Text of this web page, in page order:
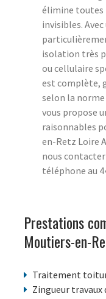
élimine toutes
invisibles.
isolation très
ou cellulaire
est complète,
selon la norme
vous propose
raisonnables
en-Retz Loire
nous
téléphone au
Prestations
Moutiers-en-
Traitement
Zingueur